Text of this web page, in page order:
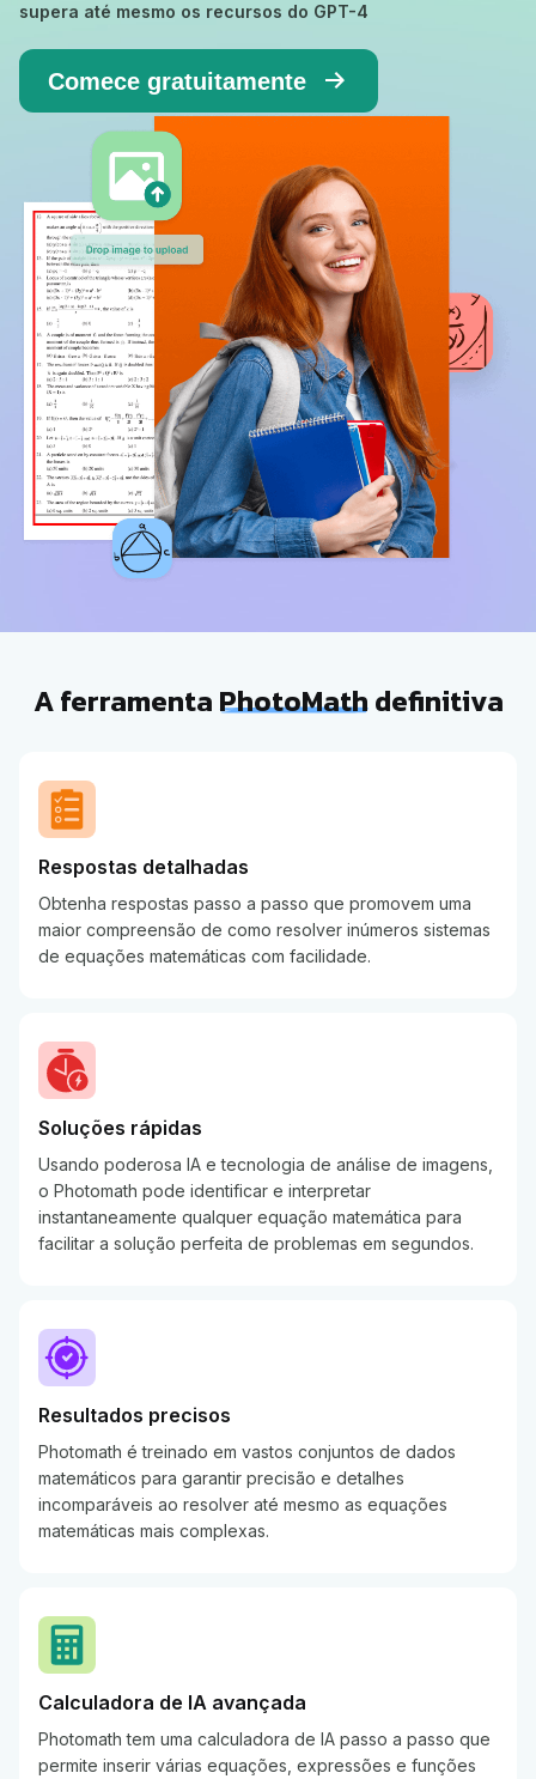
supera até mesmo os recursos do GPT-4
Comece gratuitamente
A ferramenta PhotoMathdefinitiva
Respostas detalhadas
Obtenha respostas passo a passo que promovem uma
maior compreensão de como resolver inúmeros sistemas
de equações matemáticas com facilidade.
Soluções rápidas
Usando poderosa IA e tecnologia de análise de imagens,
o Photomath pode identificar e interpretar
instantaneamente qualquer equação matemática para
facilitar a solução perfeita de problemas em segundos.
Resultados precisos
Photomath é treinado em vastos conjuntos de dados
matemáticos para garantir precisão e detalhes
incomparáveis ao resolver até mesmo as equações
matemáticas mais complexas.
Calculadora de IA avançada
Photomath tem uma calculadora de IA passo a passo que
permite inserir várias equações, expressões e funções